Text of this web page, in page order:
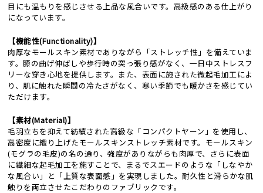
目にも温もりを感じさせる上品な風合いです。高級感のある仕上がり
になっています。
【機能性(Functionality)】
肉厚なモールスキン素材でありながら「ストレッチ性」を備えていま
す。膝の曲げ伸ばしや歩行時の突っ張り感がなく、一日中ストレスフ
リーな穿き心地を提供します。また、表面に施された微起毛加工によ
り、肌に触れた瞬間の冷たさがなく、寒い季節でも暖かさを感じてい
ただけます。
【素材(Material)】
毛羽立ちを抑えて紡績された高級な「コンパクトヤーン」を使用し、
高密度に織り上げたモールスキンストレッチ素材です。モールスキン
(モグラの毛皮)の名の通り、強度がありながらも肉厚で、さらに表面
に繊細な起毛加工を施すことで、まるでスエードのような「しなやか
な風合い」と「上質な表面感」を実現しました。耐久性と滑らかな肌
触りを両立させたこだわりのファブリックです。